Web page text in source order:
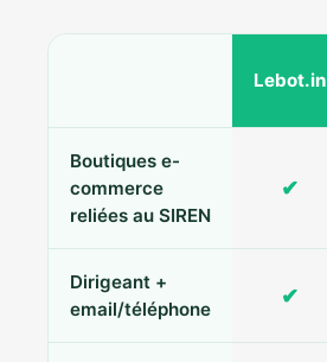
Lebot.in
Boutiques e-
commerce
reliées au SIREN
✔
Dirigeant +
email/téléphone
✔